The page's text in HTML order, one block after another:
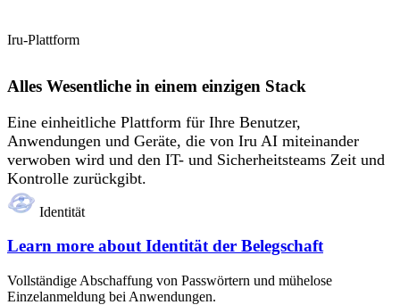
Iru-Plattform
Alles Wesentliche in einem einzigen Stack
Eine einheitliche Plattform für Ihre Benutzer,
Anwendungen und Geräte, die von Iru AI miteinander
verwoben wird und den IT- und Sicherheitsteams Zeit und
Kontrolle zurückgibt.
Identität
Learn more aboutIdentität der Belegschaft
Vollständige Abschaffung von Passwörtern und mühelose
Einzelanmeldung bei Anwendungen.